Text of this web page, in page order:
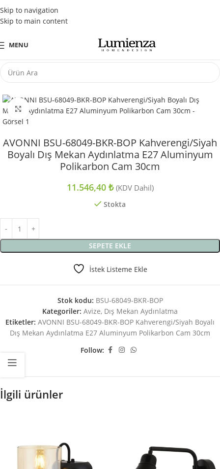
Skip to navigation
Skip to main content
Tüm Kredi Kartlarına Peşin Fiyatına 3 Taksit Fırsatı
MENU
Büyütmek için tıklayın
AVONNI BSU-68049-BKR-BOP Kahverengi/Siyah
Boyalı Dış Mekan Aydınlatma E27 Aluminyum
Polikarbon Cam 30cm
11.546,40 ₺ (KDV Dahil)
Stokta
SEPETE EKLE
İstek Listeme Ekle
Stok kodu: BSU-68049-BKR-BOP
Kategoriler: Avize, Dış Mekan Aydınlatma
Etiketler: AVONNI BSU-68049-BKR-BOP Kahverengi/Siyah Boyalı
Dış Mekan Aydınlatma E27 Aluminyum Polikarbon Cam 30cm
Follow:
İlgili ürünler